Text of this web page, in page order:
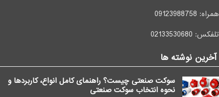
همراه: 09123988758
تلفکس: 02133530680
آخرین نوشته ها
سوکت صنعتی چیست؟ راهنمای کامل انواع، کاربردها و
نحوه انتخاب سوکت صنعتی